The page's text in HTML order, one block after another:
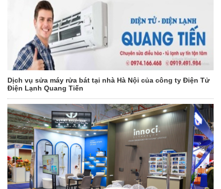
Dịch vụ sửa máy rửa bát tại nhà Hà Nội của công ty Điện Tử
Điện Lạnh Quang Tiến